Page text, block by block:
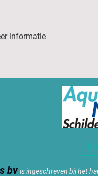
informatie
bv is ingeschreven bij het